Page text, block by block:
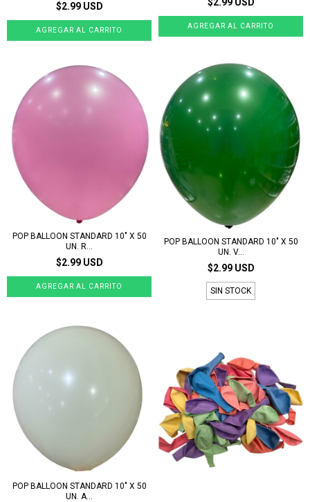
$2.99 USD
POP BALLOON STANDARD 10" X 50
UN. R...
$2.99 USD
POP BALLOON STANDARD 10" X 50
UN. V...
$2.99 USD
SIN STOCK
POP BALLOON STANDARD 10" X 50
UN. A...